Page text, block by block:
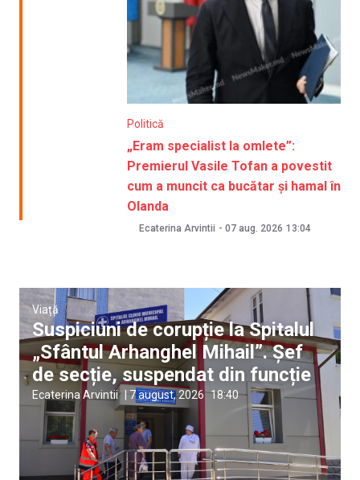
Politică
„Eram specialist la omlete”:
Premierul Vasile Tofan a povestit
cum a muncit ca bucătar și hamal în
Olanda
Ecaterina Arvintii - 07 aug. 2026 13:04
Viață
Suspiciuni de corupție la Spitalul
„Sfântul Arhanghel Mihail”. Șef
de secție, suspendat din funcție
Ecaterina Arvintii | 7 august, 2026 18:40